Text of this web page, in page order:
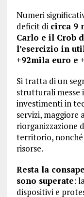
Numeri
deficit di circa 9
Carlo e il Crob
l’esercizio in
+92mila euro e
Si tratta di un
strutturali messe
investimenti in
servizi, maggiore
riorganizzazione
territorio,
risorse.
Resta la
sono superate:
dispositivi e